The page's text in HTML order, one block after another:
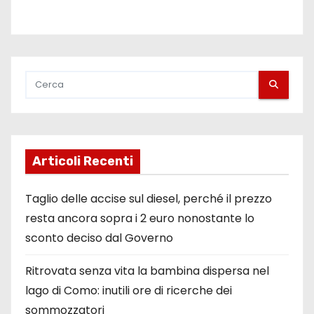
Articoli Recenti
Taglio delle accise sul diesel, perché il prezzo
resta ancora sopra i 2 euro nonostante lo
sconto deciso dal Governo
Ritrovata senza vita la bambina dispersa nel
lago di Como: inutili ore di ricerche dei
sommozzatori